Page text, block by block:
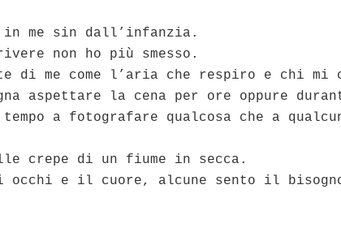
me sin dall’infanzia.
non ho più smesso.
di me come l’aria che respiro e chi mi
aspettare la cena per ore oppure
a fotografare qualcosa che a
crepe di un fiume in secca.
occhi e il cuore, alcune sento il